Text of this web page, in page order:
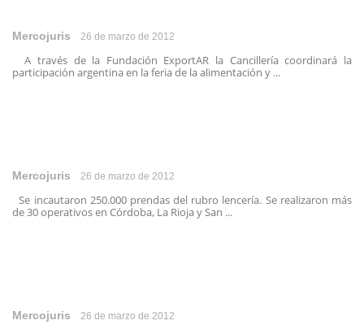
Mercojuris 26 de marzo de 2012
A través de la Fundación ExportAR la Cancillería coordinará la
participación argentina en la feria de la alimentación y ...
Mercojuris 26 de marzo de 2012
Se incautaron 250.000 prendas del rubro lencería. Se realizaron más
de 30 operativos en Córdoba, La Rioja y San ...
Mercojuris 26 de marzo de 2012